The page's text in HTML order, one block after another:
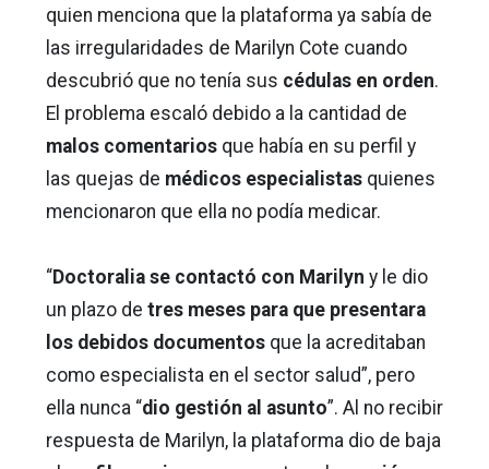
quien menciona que la plataforma ya sabía de
las irregularidades de Marilyn Cote cuando
descubrió que no tenía sus cédulas en orden.
El problema escaló debido a la cantidad de
malos comentarios que había en su perfil y
las quejas de médicos especialistas quienes
mencionaron que ella no podía medicar.
“Doctoralia se contactó con Marilyn y le dio
un plazo de tres meses para que presentara
los debidos documentos que la acreditaban
como especialista en el sector salud”, pero
ella nunca “dio gestión al asunto”. Al no recibir
respuesta de Marilyn, la plataforma dio de baja